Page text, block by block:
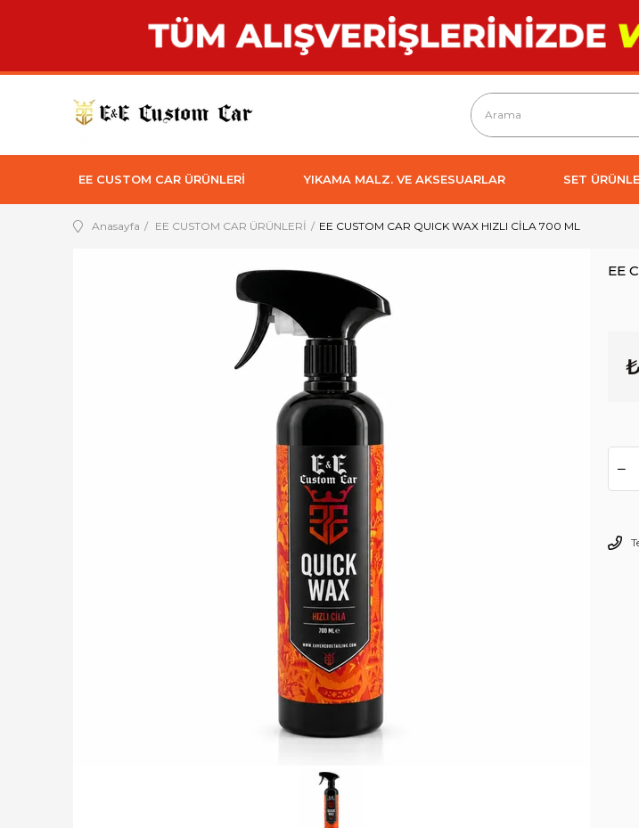
EE CUSTOM CAR ÜRÜNLERİ YIKAMA MALZ. VE AKSESUARLAR SET
Anasayfa EE CUSTOM CAR ÜRÜNLERİ EE CUSTOM CAR QUICK WAX HIZLI CİLA 700 ML
EE